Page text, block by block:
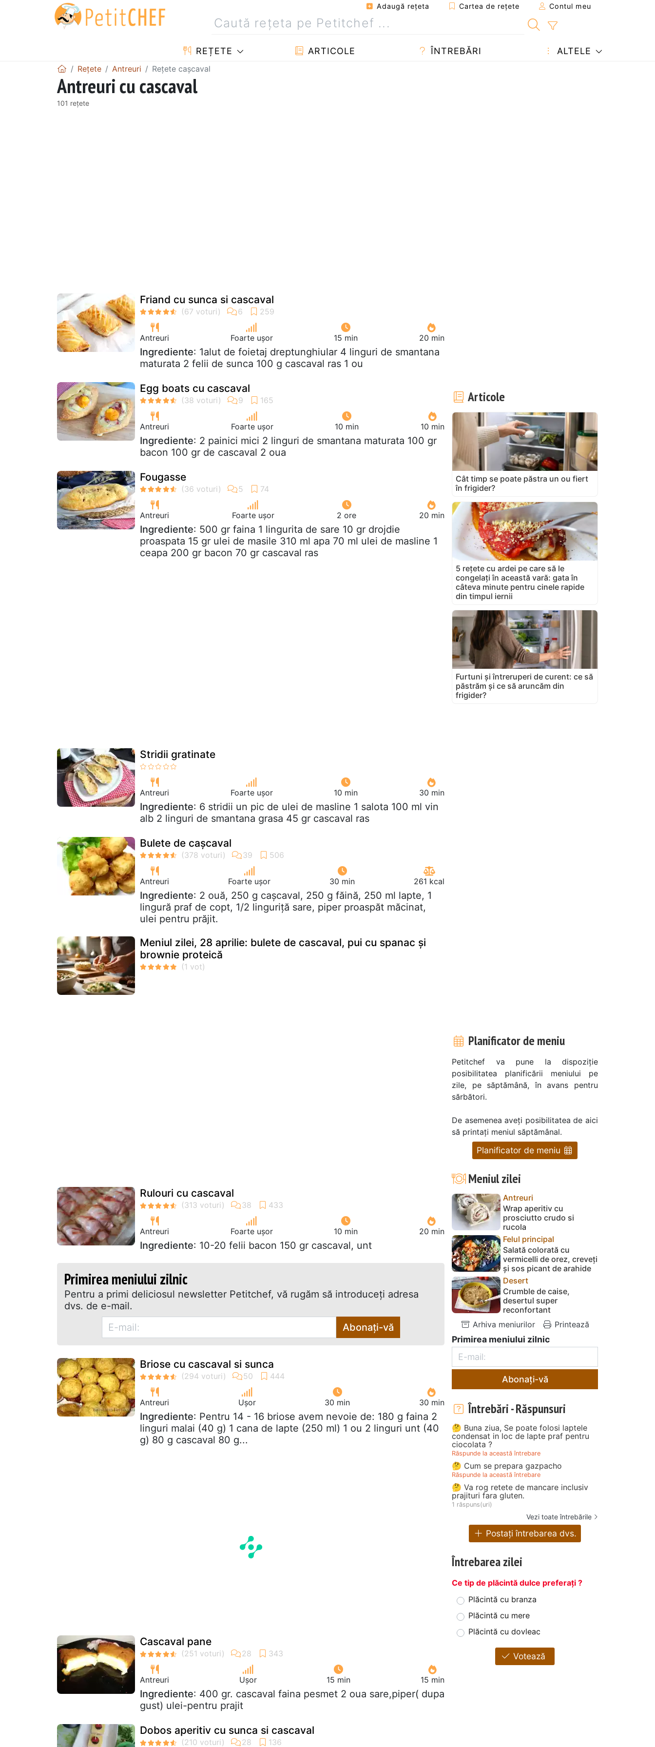
Adaugă reţeta Cartea de rețete Contul meu
REȚETE ARTICOLE ÎNTREBĂRI ALTELE
Rețete Antreuri Rețete cașcaval
Antreuri cu cascaval
101 rețete
Friand cu sunca si cascaval
Antreuri Foarte ușor 15 min 20 min
Ingrediente: 1alut de foietaj dreptunghiular 4 linguri de smantana
maturata 2 felii de sunca 100 g cascaval ras 1 ou
Egg boats cu cascaval
Antreuri Foarte ușor 10 min 10 min
Ingrediente: 2 painici mici 2 linguri de smantana maturata 100 gr
bacon 100 gr de cascaval 2 oua
Fougasse
Antreuri Foarte ușor 2 ore 20 min
Ingrediente: 500 gr faina 1 lingurita de sare 10 gr drojdie
proaspata 15 gr ulei de masile 310 ml apa 70 ml ulei de masline 1
ceapa 200 gr bacon 70 gr cascaval ras
Stridii gratinate
Antreuri Foarte ușor 10 min 30 min
Ingrediente: 6 stridii un pic de ulei de masline 1 salota 100 ml vin
alb 2 linguri de smantana grasa 45 gr cascaval ras
Bulete de cașcaval
Antreuri Foarte ușor 30 min 261 kcal
Ingrediente: 2 ouă, 250 g cașcaval, 250 g făină, 250 ml lapte, 1
lingură praf de copt, 1/2 linguriță sare, piper proaspăt măcinat,
ulei pentru prăjit.
Meniul zilei, 28 aprilie: bulete de cascaval, pui cu spanac și
brownie proteică
Rulouri cu cascaval
Antreuri Foarte ușor 10 min 20 min
Ingrediente: 10-20 felii bacon 150 gr cascaval, unt
Primirea meniului zilnic
Pentru a primi deliciosul newsletter Petitchef, vă rugăm să introduceţi adresa
dvs. de e-mail.
Abonați-vă
Briose cu cascaval si sunca
Antreuri Ușor 30 min 30 min
Ingrediente: Pentru 14 - 16 briose avem nevoie de: 180 g faina 2
linguri malai (40 g) 1 cana de lapte (250 ml) 1 ou 2 linguri unt (40
g) 80 g cascaval 80 g...
Cascaval pane
Antreuri Ușor 15 min 15 min
Ingrediente: 400 gr. cascaval faina pesmet 2 oua sare,piper( dupa
gust) ulei-pentru prajit
Dobos aperitiv cu sunca si cascaval
Articole
Cât timp se poate păstra un ou fiert
în frigider?
5 rețete cu ardei pe care să le
congelați în această vară: gata în
câteva minute pentru cinele rapide
din timpul iernii
Furtuni și întreruperi de curent: ce să
păstrăm și ce să aruncăm din
frigider?
Planificator de meniu
Petitchef va pune la dispoziție
posibilitatea planificării meniului pe
zile, pe săptămână, în avans pentru
sărbători.
De asemenea aveți posibilitatea de aici
să printați meniul săptămânal.
Planificator de meniu
Meniul zilei
Antreuri
Wrap aperitiv cu
prosciutto crudo si
rucola
Felul principal
Salată colorată cu
vermicelli de orez, creveți
și sos picant de arahide
Desert
Crumble de caise,
desertul super
reconfortant
Arhiva meniurilor
Printează
Primirea meniului zilnic
Abonați-vă
Întrebări - Răspunsuri
🤔 Buna ziua, Se poate folosi laptele
condensat in loc de lapte praf pentru
ciocolata ?
Răspunde la această întrebare
🤔 Cum se prepara gazpacho
Răspunde la această întrebare
🤔 Va rog retete de mancare inclusiv
prajituri fara gluten.
1 răspuns(uri)
Vezi toate întrebările
Postați întrebarea dvs.
Întrebarea zilei
Ce tip de plăcintă dulce preferați ?
Plăcintă cu branza
Plăcintă cu mere
Plăcintă cu dovleac
Votează